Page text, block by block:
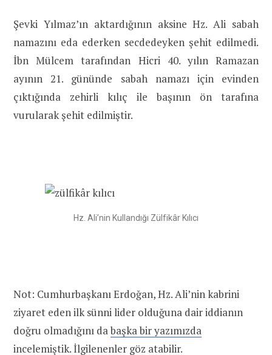
Şevki Yılmaz’ın aktardığının aksine Hz. Ali sabah
namazını eda ederken secdedeyken şehit edilmedi.
İbn Mülcem tarafından Hicri 40. yılın Ramazan
ayının 21. gününde sabah namazı için evinden
çıktığında zehirli kılıç ile başının ön tarafına
vurularak şehit edilmiştir.
Hz. Ali’nin Kullandığı Zülfikâr Kılıcı
Not: Cumhurbaşkanı Erdoğan, Hz. Ali’nin kabrini
ziyaret eden ilk sünni lider olduğuna dair iddianın
doğru olmadığını dabaşka bir yazımızda
incelemiştik. İlgilenenler göz atabilir.